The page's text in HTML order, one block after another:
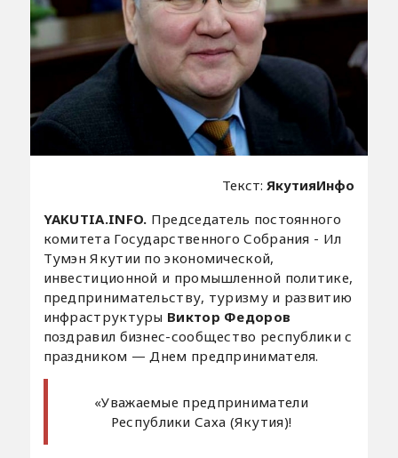
Текст:ЯкутияИнфо
YAKUTIA.INFO. Председатель постоянного
комитета Государственного Собрания - Ил
Тумэн Якутии по экономической,
инвестиционной и промышленной политике,
предпринимательству, туризму и развитию
инфраструктуры Виктор Федоров
поздравил бизнес-сообщество республики с
праздником — Днем предпринимателя.
«Уважаемые предприниматели
Республики Саха (Якутия)!